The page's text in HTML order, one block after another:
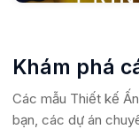
Khám phá
Các mẫu Thiết kế
bạn, các dự án